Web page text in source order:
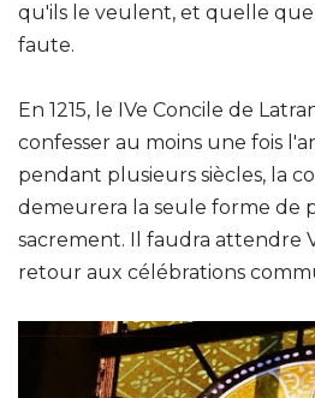
qu'ils le veulent, et quelle
faute.
En 1215, le IVe Concile de
confesser au moins une fois
pendant plusieurs siècles, la
demeurera la seule forme de
sacrement. Il faudra attendre
retour aux célébrations